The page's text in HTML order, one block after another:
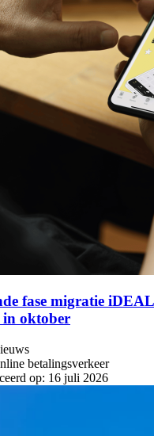
fase migratie
in oktober
betalingsverkeer
op: 16 juli 2026